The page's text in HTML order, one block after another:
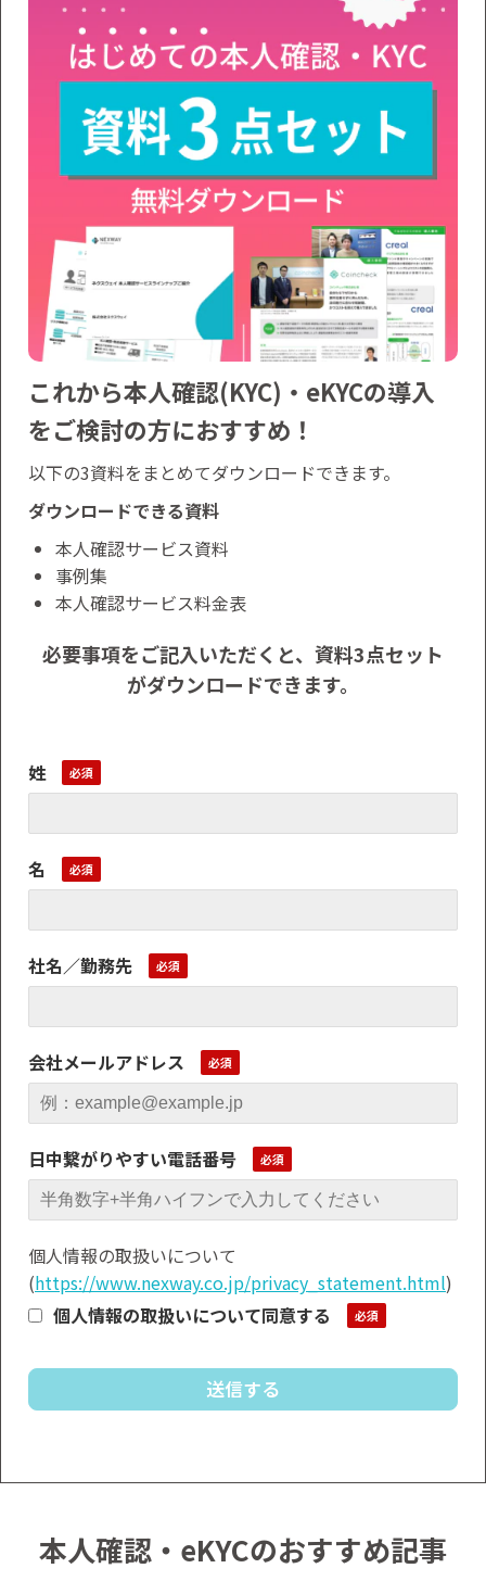
これから本人確認(KYC)・eKYCの導入
をご検討の方におすすめ！
以下の3資料をまとめてダウンロードできます。
ダウンロードできる資料
本人確認サービス資料
事例集
本人確認サービス料金表
必要事項をご記入いただくと、資料3点セット
がダウンロードできます。
姓
名
社名／勤務先
会社メールアドレス
日中繋がりやすい電話番号
個人情報の取扱いについて
(https://www.nexway.co.jp/privacy_statement.html)
個人情報の取扱いについて同意する
本人確認・eKYCのおすすめ記事